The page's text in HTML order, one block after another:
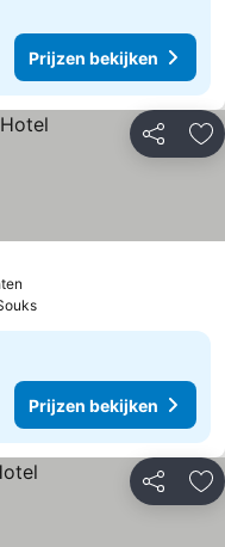
Prijzen bekijken
Delen
Prijzen bekijken
Delen